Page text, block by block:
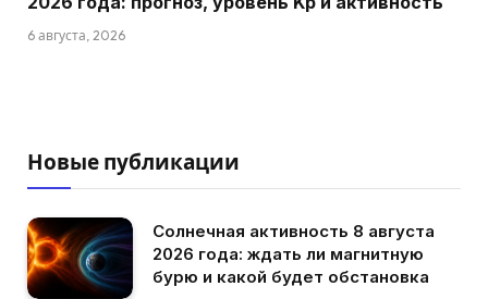
6 августа, 2026
Новые публикации
Солнечная активность 8 августа
2026 года: ждать ли магнитную
бурю и какой будет обстановка